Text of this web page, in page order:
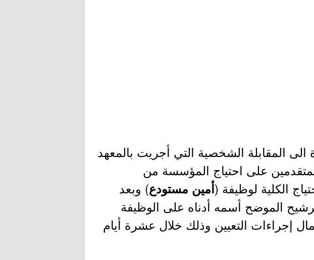
المقابلة الشخصية التي أجريت بالمعهد
الكلية التقنية برنية في 1440/06/09هـ للمتقدمين على احتياج المؤسسة من
الكلية لوظيفة (أمين مستودع) وبعد
الموضح أسمه أدناه على الوظيفة
إجراءات التعيين وذلك خلال عشرة أيام